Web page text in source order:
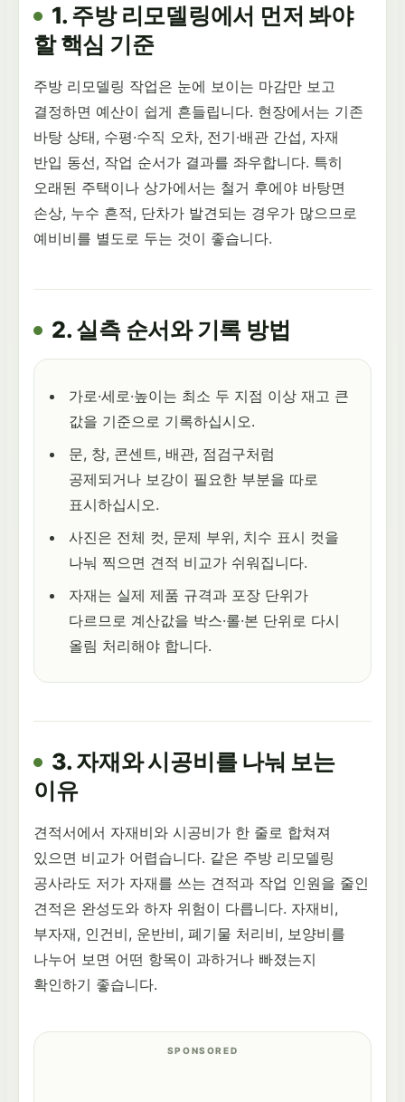
1. 주방 리모델링에서 먼저 봐야
할 핵심 기준
주방 리모델링 작업은 눈에 보이는 마감만 보고
결정하면 예산이 쉽게 흔들립니다. 현장에서는 기존
바탕 상태, 수평·수직 오차, 전기·배관 간섭, 자재
반입 동선, 작업 순서가 결과를 좌우합니다. 특히
오래된 주택이나 상가에서는 철거 후에야 바탕면
손상, 누수 흔적, 단차가 발견되는 경우가 많으므로
예비비를 별도로 두는 것이 좋습니다.
2. 실측 순서와 기록 방법
가로·세로·높이는 최소 두 지점 이상 재고 큰
값을 기준으로 기록하십시오.
문, 창, 콘센트, 배관, 점검구처럼
공제되거나 보강이 필요한 부분을 따로
표시하십시오.
사진은 전체 컷, 문제 부위, 치수 표시 컷을
나눠 찍으면 견적 비교가 쉬워집니다.
자재는 실제 제품 규격과 포장 단위가
다르므로 계산값을 박스·롤·본 단위로 다시
올림 처리해야 합니다.
3. 자재와 시공비를 나눠 보는
이유
견적서에서 자재비와 시공비가 한 줄로 합쳐져
있으면 비교가 어렵습니다. 같은 주방 리모델링
공사라도 저가 자재를 쓰는 견적과 작업 인원을 줄인
견적은 완성도와 하자 위험이 다릅니다. 자재비,
부자재, 인건비, 운반비, 폐기물 처리비, 보양비를
나누어 보면 어떤 항목이 과하거나 빠졌는지
확인하기 좋습니다.